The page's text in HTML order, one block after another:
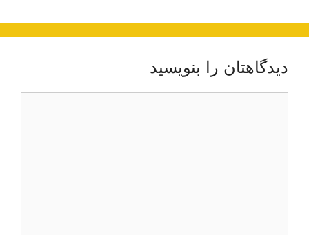
دیدگاهتان را بنویسید